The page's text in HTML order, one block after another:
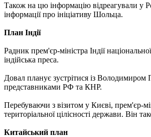
Також на цю інформацію відреагували у
інформації про ініціативу Шольца.
План Індії
Радник прем'єр-міністра Індії
індійська преса.
Довал планує зустрітися із Володимиром
представниками РФ та КНР.
Перебуваючи з візитом у Києві, прем'єр-
територіальної цілісності держави. Він
Китайський план